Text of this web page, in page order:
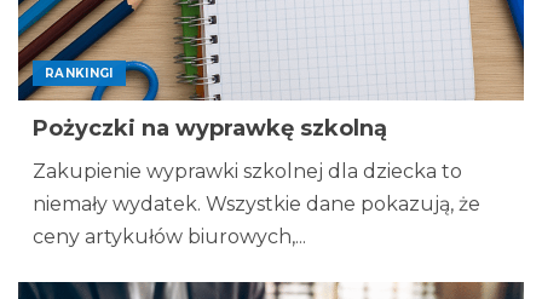
RANKINGI
Pożyczki na wyprawkę szkolną
Zakupienie wyprawki szkolnej dla dziecka to
niemały wydatek. Wszystkie dane pokazują, że
ceny artykułów biurowych,...